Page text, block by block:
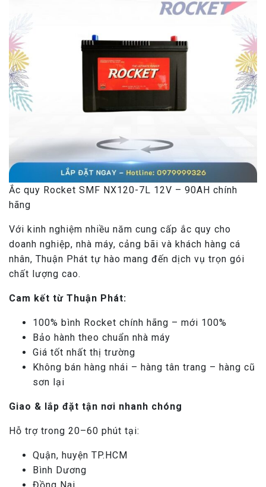
Ắc quy Rocket SMF NX120-7L 12V – 90AH chính
hãng
Với kinh nghiệm nhiều năm cung cấp ắc quy cho
doanh nghiệp, nhà máy, cảng bãi và khách hàng cá
nhân, Thuận Phát tự hào mang đến dịch vụ trọn gói
chất lượng cao.
Cam kết từ Thuận Phát:
100% bình Rocket chính hãng – mới 100%
Bảo hành theo chuẩn nhà máy
Giá tốt nhất thị trường
Không bán hàng nhái – hàng tân trang – hàng cũ
sơn lại
Giao & lắp đặt tận nơi nhanh chóng
Hỗ trợ trong 20–60 phút tại:
Quận, huyện TP.HCM
Bình Dương